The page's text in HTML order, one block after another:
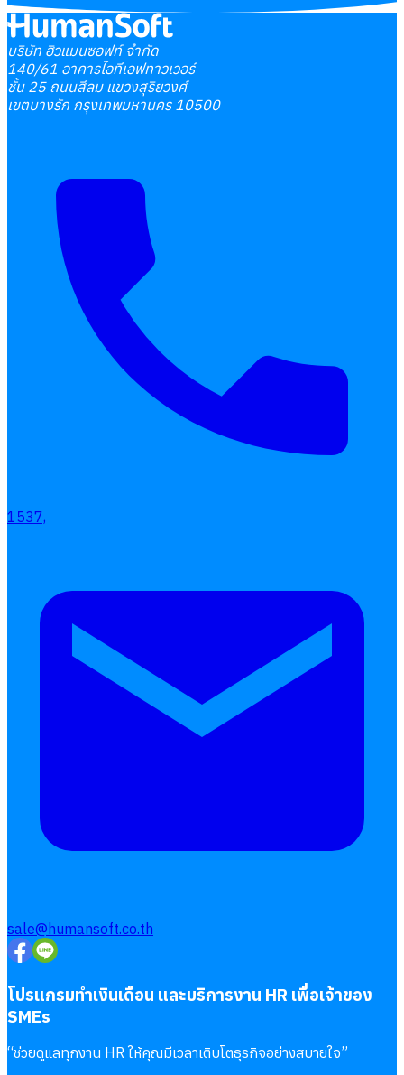
บริษัท ฮิวแมนซอฟท์ จำกัด
140/61 อาคารไอทีเอฟทาวเวอร์
ชั้น 25 ถนนสีลม แขวงสุริยวงศ์
เขตบางรัก กรุงเทพมหานคร 10500
1537,
sale@humansoft.co.th
โปรแกรมทำเงินเดือน และบริการงาน HR เพื่อเจ้าของ
SMEs
“ช่วยดูแลทุกงาน HR ให้คุณมีเวลาเติบโตธุรกิจอย่างสบายใจ”